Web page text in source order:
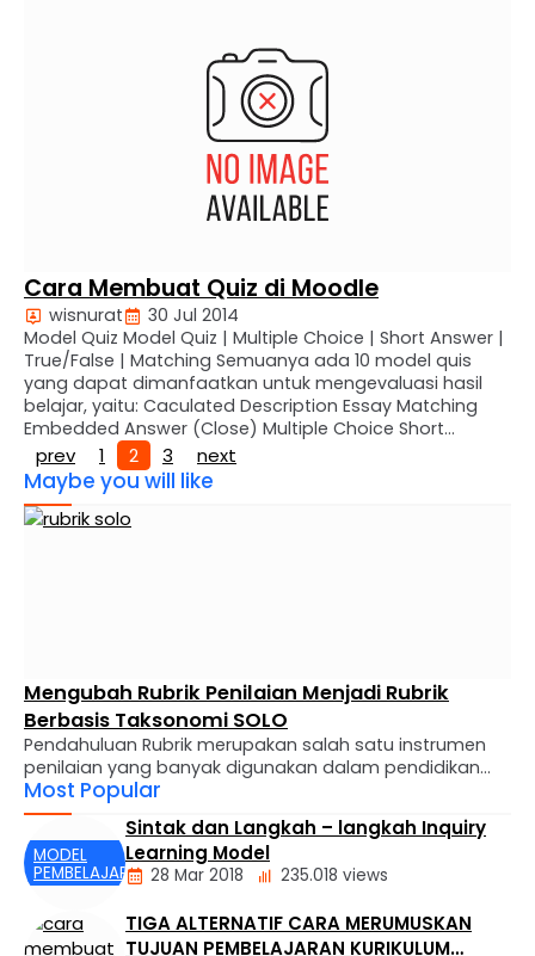
jika judul kelas sudah terlanjur dibuat ? Berikut …
Cara Membuat Quiz di Moodle
wisnurat
30 Jul 2014
Model Quiz Model Quiz | Multiple Choice | Short Answer |
True/False | Matching Semuanya ada 10 model quis
yang dapat dimanfaatkan untuk mengevaluasi hasil
belajar, yaitu: Caculated Description Essay Matching
Embedded Answer (Close) Multiple Choice Short
Answer Numerical Random Short Answer-Matching
True/False Dari ke 10 model tadi yang sering
dipergunakan adalah Multiple choice, Short …
prev 1 2 3 next
Maybe you will like
Mengubah Rubrik Penilaian Menjadi Rubrik
Berbasis Taksonomi SOLO
Pendahuluan Rubrik merupakan salah satu instrumen
penilaian yang banyak digunakan dalam pendidikan
karena mampu membantu guru melakukan penilaian
secara lebih sistematis, transparan, dan konsisten.
Melalui rubrik, guru dapat menjelaskan kriteria
keberhasilan suatu tugas sekaligus memberikan
umpan balik yang lebih terarah kepada siswa. Namun
berfokus pada pengukuran hasil akhir. Rubrik …
Most Popular
MODEL
PEMBELAJARAN
Sintak dan Langkah – langkah Inquiry
Learning Model
28 Mar 2018 235.018 views
TIGA ALTERNATIF CARA MERUMUSKAN
TUJUAN PEMBELAJARAN KURIKULUM